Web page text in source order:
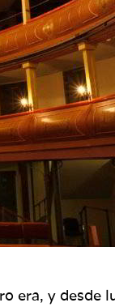
era, y desde